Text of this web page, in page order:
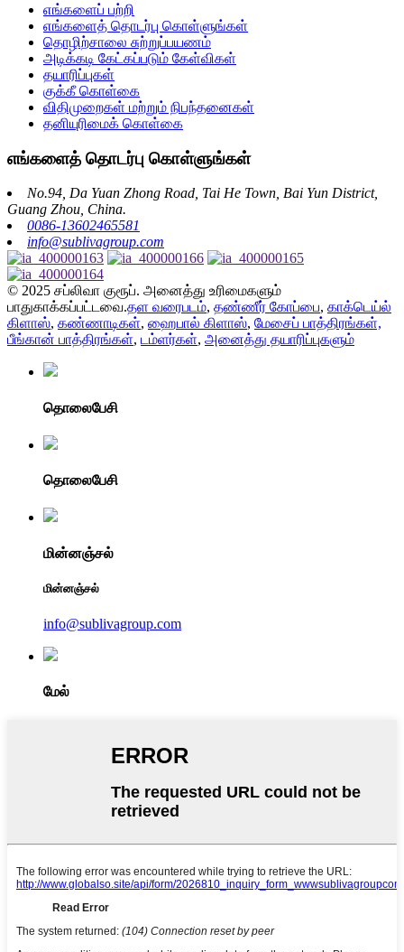
எங்களைப் பற்றி
எங்களைத் தொடர்பு கொள்ளுங்கள்
தொழிற்சாலை சுற்றுப்பயணம்
அடிக்கடி கேட்கப்படும் கேள்விகள்
தயாரிப்புகள்
குக்கீ கொள்கை
விதிமுறைகள் மற்றும் நிபந்தனைகள்
தனியுரிமைக் கொள்கை
எங்களைத் தொடர்பு கொள்ளுங்கள்
No.94, Da Yuan Zhong Road, Tai He Town, Bai Yun District,
Guang Zhou, China.
0086-13602465581
info@sublivagroup.com
© 2025 சப்லிவா குரூப். அனைத்து உரிமைகளும்
பாதுகாக்கப்பட்டவை.தள வரைபடம், தண்ணீர் கோப்பை, காக்டெய்ல்
கிளாஸ், கண்ணாடிகள், ஹைபால் கிளாஸ், மேசைப் பாத்திரங்கள்,
பீங்கான் பாத்திரங்கள், டம்ளர்கள், அனைத்து தயாரிப்புகளும்
தொலைபேசி
தொலைபேசி
மின்னஞ்சல்
மின்னஞ்சல்
info@sublivagroup.com
மேல்